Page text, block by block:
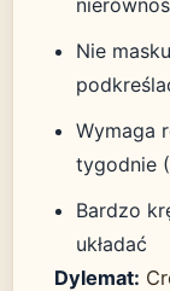
Nie
Wymaga
tygodnie
Bardzo
układać
Dylemat: